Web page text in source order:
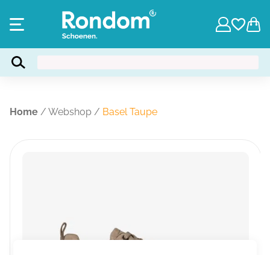
Home / Webshop / Basel Taupe